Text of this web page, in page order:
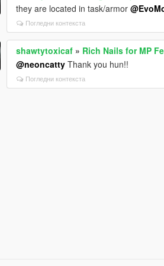
they are located in task/armor
Погледни контекста
shawtytoxicaf » Rich Nails for MP
@neoncatty Thank you hun!!
Погледни контекста